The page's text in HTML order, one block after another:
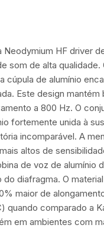
Neodymium HF driver
som de alta qualidade.
cúpula de alumínio
Este design mantém
a 800 Hz. O
fortemente unida à
incomparável. A
altos de
de voz de alumínio
diafragma. O
maior de
quando comparado a
em ambientes com